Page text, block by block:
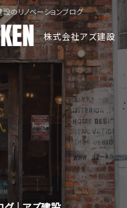
株式会社アズ建設
のリノベーションブログ